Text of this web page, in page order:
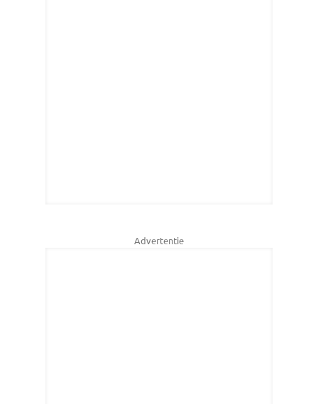
Advertentie